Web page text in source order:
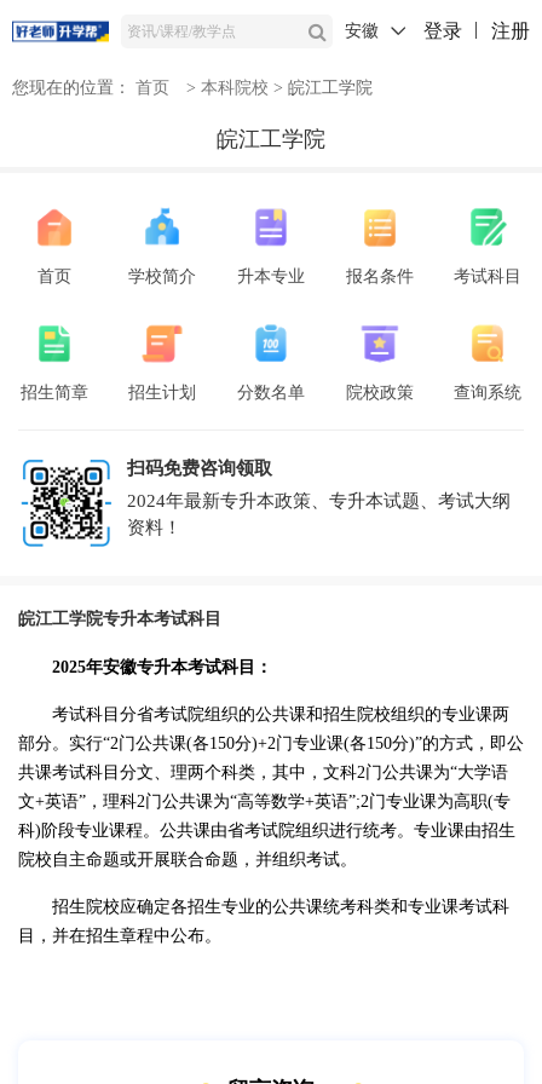
安徽 登录 注册
您现在的位置： 首页 > 本科院校 > 皖江工学院
皖江工学院
首页 学校简介 升本专业 报名条件 考试科目
招生简章 招生计划 分数名单 院校政策 查询系统
扫码免费咨询领取
2024年最新专升本政策、专升本试题、考试大纲
资料！
皖江工学院专升本考试科目
2025年安徽专升本考试科目：
考试科目分省考试院组织的公共课和招生院校组织的专业课两
部分。实行“2门公共课(各150分)+2门专业课(各150分)”的方式，即公
共课考试科目分文、理两个科类，其中，文科2门公共课为“大学语
文+英语”，理科2门公共课为“高等数学+英语”;2门专业课为高职(专
科)阶段专业课程。公共课由省考试院组织进行统考。专业课由招生
院校自主命题或开展联合命题，并组织考试。
招生院校应确定各招生专业的公共课统考科类和专业课考试科
目，并在招生章程中公布。